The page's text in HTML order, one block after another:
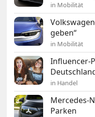
in Mobilität
geben“
in Mobilität
Influencer-
in Handel
Mercedes-
Parken